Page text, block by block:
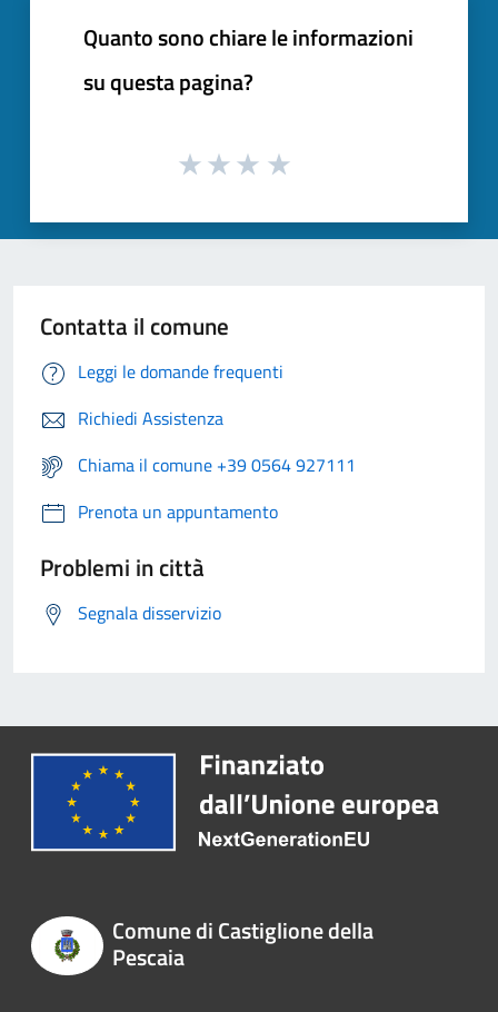
Quanto sono chiare le informazioni
su questa pagina?
Contatta il comune
Leggi le domande frequenti
Richiedi Assistenza
Chiama il comune +39 0564 927111
Prenota un appuntamento
Problemi in città
Segnala disservizio
Comune di Castiglione della
Pescaia